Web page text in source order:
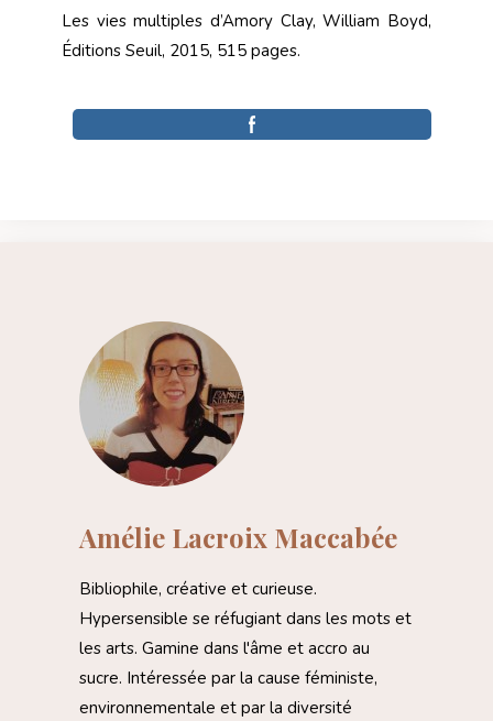
Les vies multiples d’Amory Clay, William Boyd,
Éditions Seuil, 2015, 515 pages.
Amélie Lacroix Maccabée
Bibliophile, créative et curieuse.
Hypersensible se réfugiant dans les mots et
les arts. Gamine dans l'âme et accro au
sucre. Intéressée par la cause féministe,
environnementale et par la diversité